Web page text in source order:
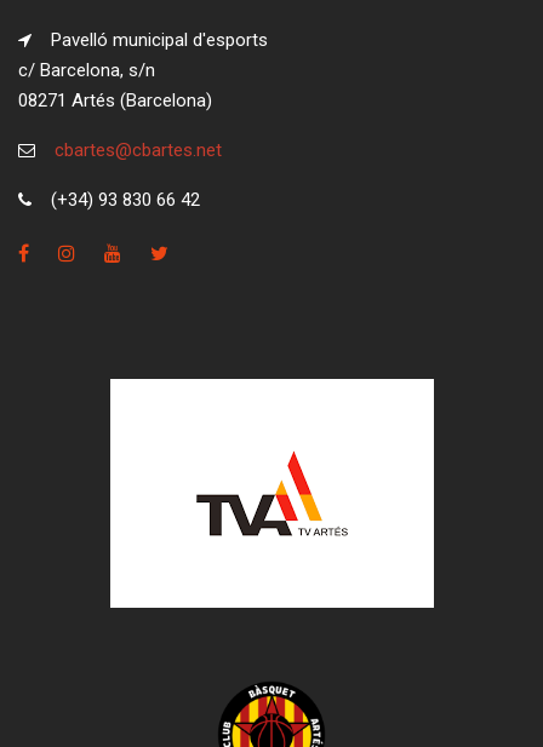
Pavelló municipal d'esports
c/ Barcelona, s/n
08271 Artés (Barcelona)
cbartes@cbartes.net
(+34) 93 830 66 42